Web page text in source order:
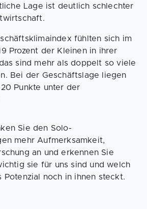
Lage ist deutlich schlechter
fühlten sich im
Prozent der Kleinen in ihrer
sind mehr als doppelt so viele
Bei der Geschäftslage liegen
Punkte unter der
Sie den Solo-
mehr Aufmerksamkeit,
an und erkennen Sie
sie für uns sind und welch
Potenzial noch in ihnen steckt.